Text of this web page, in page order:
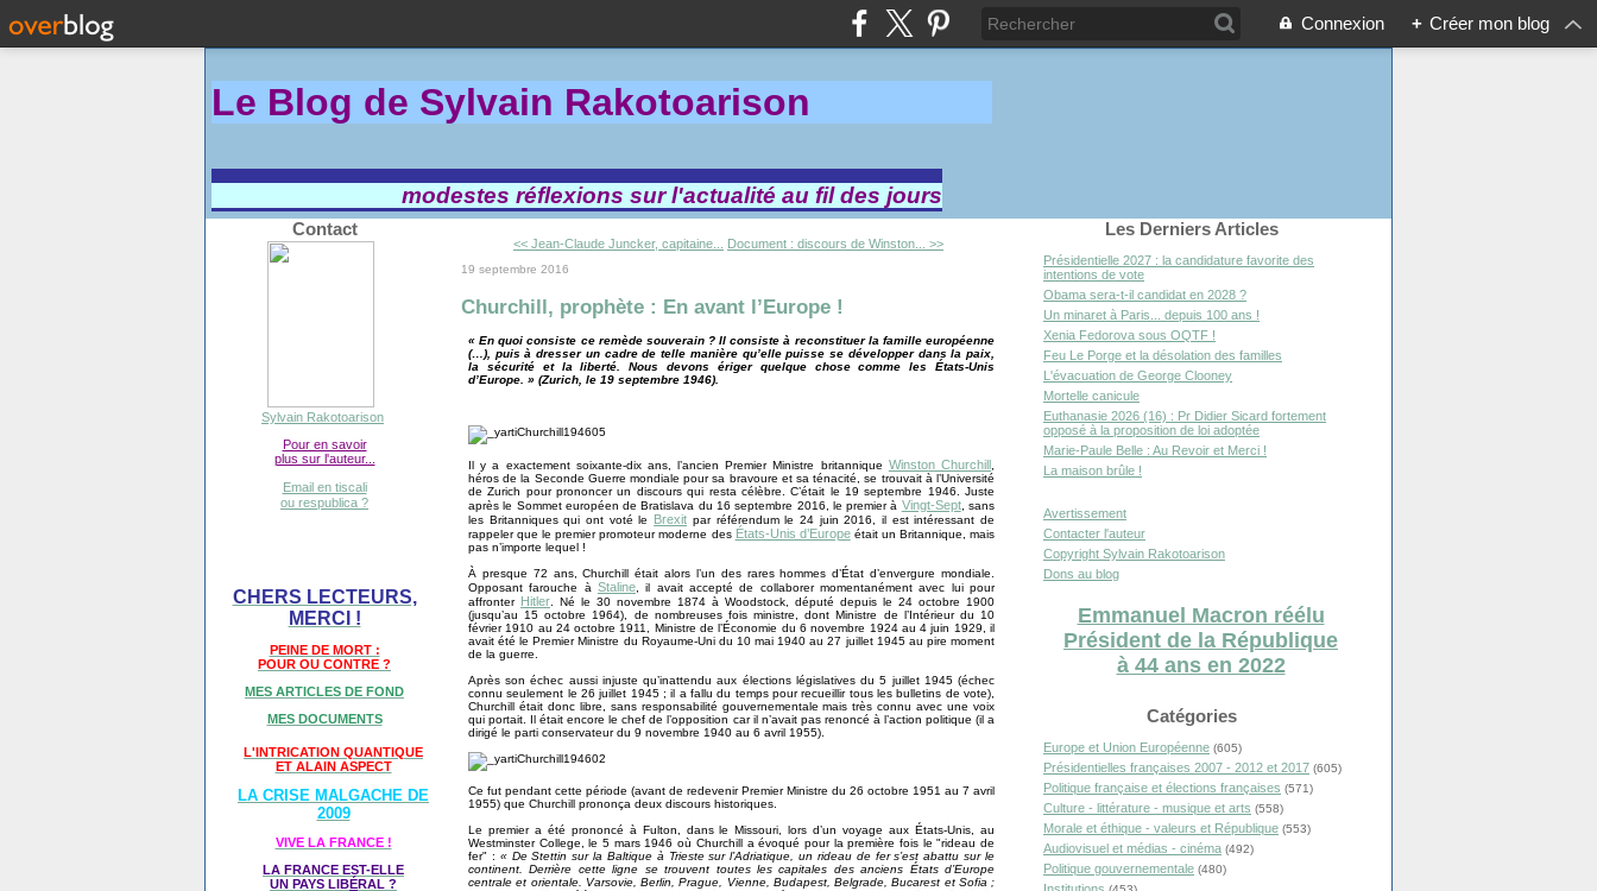
Connexion + Créer mon blog
Le Blog de Sylvain Rakotoarison
modestes réflexions sur l'actualité au fil des jours
Contact
Sylvain Rakotoarison
Pour en savoir
plus sur l'auteur...
Email en tiscali
ou respublica ?
CHERS LECTEURS,
MERCI !
PEINE DE MORT :
POUR OU CONTRE ?
MES ARTICLES DE FOND
MES DOCUMENTS
L'INTRICATION QUANTIQUE
ET ALAIN ASPECT
LA CRISE MALGACHE DE
2009
VIVE LA FRANCE !
LA FRANCE EST-ELLE
UN PAYS LIBÉRAL ?
<< Jean-Claude Juncker, capitaine... Document : discours de Winston... >>
19 septembre 2016
Churchill, prophète : En avant l’Europe !
« En quoi consiste ce remède souverain ? Il consiste à reconstituer la famille européenne
(…), puis à dresser un cadre de telle manière qu’elle puisse se développer dans la paix,
la sécurité et la liberté. Nous devons ériger quelque chose comme les États-Unis
d’Europe. » (Zurich, le 19 septembre 1946).
Il y a exactement soixante-dix ans, l’ancien Premier Ministre britannique Winston Churchill
héros de la Seconde Guerre mondiale pour sa bravoure et sa ténacité, se trouvait à l’Université
de Zurich pour prononcer un discours qui resta célèbre. C’était le 19 septembre 1946. Juste
après le Sommet européen de Bratislava du 16 septembre 2016, le premier à Vingt-Sept, sans
les Britanniques qui ont voté le Brexit par référendum le 24 juin 2016, il est intéressant de
rappeler que le premier promoteur moderne des États-Unis d’Europeétait un Britannique, mais
pas n’importe lequel !
À presque 72 ans, Churchill était alors l’un des rares hommes d’État d’envergure mondiale.
Opposant farouche à Staline , il avait accepté de collaborer momentanément avec lui pour
affronter Hitler . Né le 30 novembre 1874 à Woodstock, député depuis le 24 octobre 1900
(jusqu’au 15 octobre 1964), de nombreuses fois ministre, dont Ministre de l’Intérieur du 10
février 1910 au 24 octobre 1911, Ministre de l’Économie du 6 novembre 1924 au 4 juin 1929, il
avait été le Premier Ministre du Royaume-Uni du 10 mai 1940 au 27 juillet 1945 au pire moment
de la guerre.
Après son échec aussi injuste qu’inattendu aux élections législatives du 5 juillet 1945 (échec
connu seulement le 26 juillet 1945 ; il a fallu du temps pour recueillir tous les bulletins de vote),
Churchill était donc libre, sans responsabilité gouvernementale mais très connu avec une voix
qui portait. Il était encore le chef de l’opposition car il n’avait pas renoncé à l’action politique (il a
dirigé le parti conservateur du 9 novembre 1940 au 6 avril 1955).
Ce fut pendant cette période (avant de redevenir Premier Ministre du 26 octobre 1951 au 7 avril
1955) que Churchill prononça deux discours historiques.
Le premier a été prononcé à Fulton, dans le Missouri, lors d’un voyage aux États-Unis, au
Westminster College, le 5 mars 1946 où Churchill a évoqué pour la première fois le "rideau de
fer" : « De Stettin sur la Baltique à Trieste sur l’Adriatique, un rideau de fer s’est abattu sur le
continent. Derrière cette ligne se trouvent toutes les capitales des anciens États d’Europe
centrale et orientale. Varsovie, Berlin, Prague, Vienne, Budapest, Belgrade, Bucarest et Sofia ;
Les Derniers Articles
Présidentielle 2027 : la candidature favorite des
intentions de vote
Obama sera-t-il candidat en 2028 ?
Un minaret à Paris... depuis 100 ans !
Xenia Fedorova sous OQTF !
Feu Le Porge et la désolation des familles
L'évacuation de George Clooney
Mortelle canicule
Euthanasie 2026 (16) : Pr Didier Sicard fortement
opposé à la proposition de loi adoptée
Marie-Paule Belle : Au Revoir et Merci !
La maison brûle !
Avertissement
Contacter l'auteur
Copyright Sylvain Rakotoarison
Dons au blog
Emmanuel Macron réélu
Président de la République
à 44 ans en 2022
Catégories
Europe et Union Européenne (605)
Présidentielles françaises 2007 - 2012 et 2017 (605)
Politique française et élections françaises (571)
Culture - littérature - musique et arts (558)
Morale et éthique - valeurs et République (553)
Audiovisuel et médias - cinéma (492)
Politique gouvernementale (480)